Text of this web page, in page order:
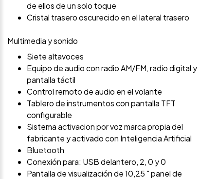
de ellos de un solo toque
Cristal trasero oscurecido en el lateral trasero
Multimedia y sonido
Siete altavoces
Equipo de audio con radio AM/FM, radio digital y
pantalla táctil
Control remoto de audio en el volante
Tablero de instrumentos con pantalla TFT
configurable
Sistema activacion por voz marca propia del
fabricante y activado con Inteligencia Artificial
Bluetooth
Conexión para: USB delantero, 2, 0 y 0
Pantalla de visualización de 10,25 " panel de